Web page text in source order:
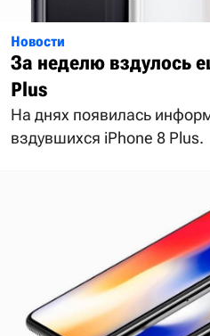
Новости
За неделю вздулось
Plus
На днях появилась
вздувшихся iPhone 8 Plus.